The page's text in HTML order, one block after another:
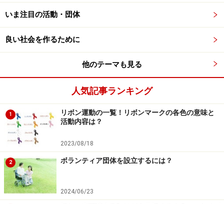
いま注目の活動・団体
良い社会を作るために
他のテーマも見る
人気記事ランキング
1
リボン運動の一覧！リボンマークの各色の意味と
活動内容は？
2023/08/18
2 ボランティア団体を設立するには？
2024/06/23